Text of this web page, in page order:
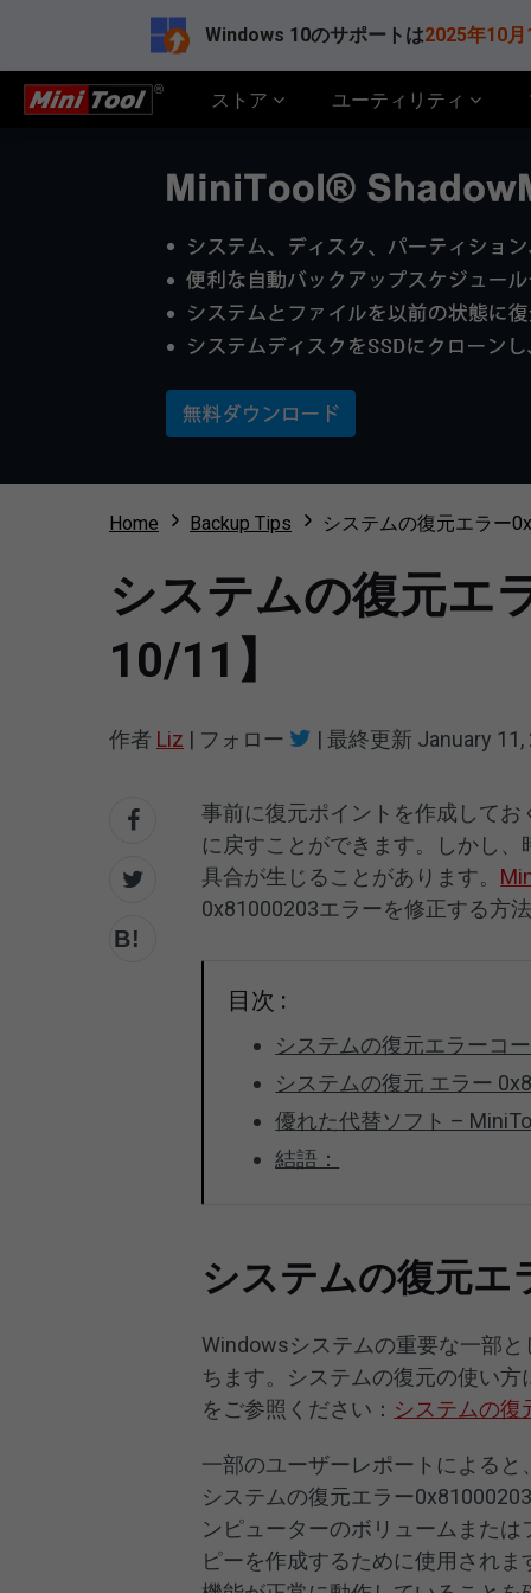
Windows 10のサポートは2025年10月
ストア ユーティリティ
Home Backup Tips システムの復元エラー
システムの復元エ
10/11】
作者 Liz | フォロー | 最終更新 January 11,
事前に復元ポイントを作成して
に戻すことができます。しかし
具合が生じることがあります。
0x81000203エラーを修正する方
目次 :
システムの復元エラーコ
システムの復元 エラー
優れた代替ソフト –
結語：
システムの復元エ
Windowsシステムの重要な一部
ちます。システムの復元の使い
をご参照ください： システムの復
一部のユーザーレポートによる
システムの復元エラー
ンピューターのボリュームまた
ピーを作成するために使用され